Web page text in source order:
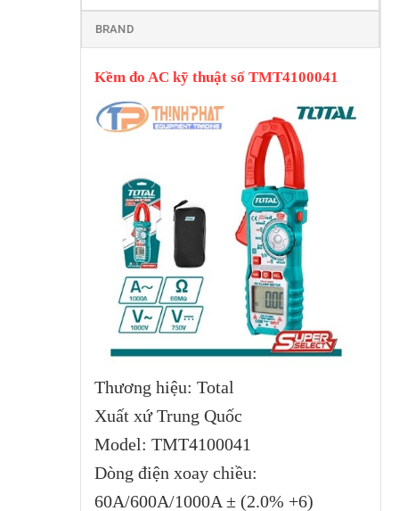
BRAND
Kềm đo AC kỹ thuật số TMT4100041
Thương hiệu: Total
Xuất xứ Trung Quốc
Model: TMT4100041
Dòng điện xoay chiều:
60A/600A/1000A ± (2.0% +6)